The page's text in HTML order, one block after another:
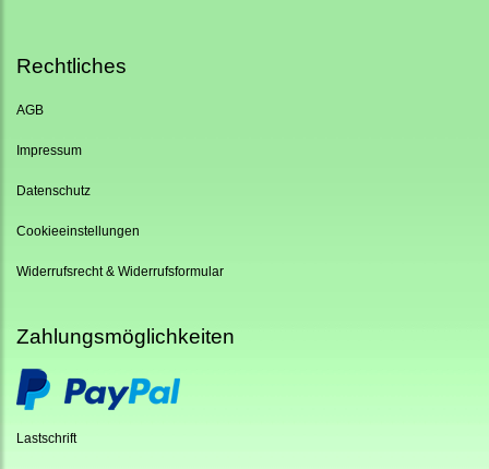
Rechtliches
AGB
Impressum
Datenschutz
Cookieeinstellungen
Widerrufsrecht & Widerrufsformular
Zahlungsmöglichkeiten
Lastschrift